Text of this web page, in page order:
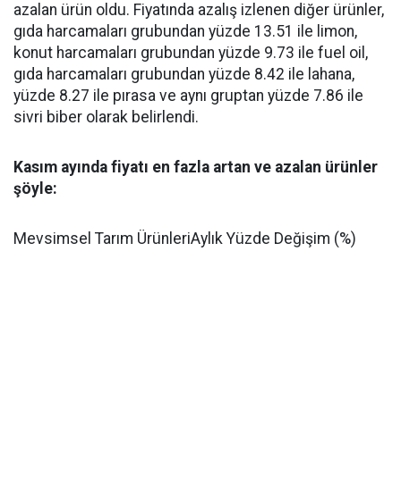
azalan ürün oldu. Fiyatında azalış izlenen diğer ürünler,
gıda harcamaları grubundan yüzde 13.51 ile limon,
konut harcamaları grubundan yüzde 9.73 ile fuel oil,
gıda harcamaları grubundan yüzde 8.42 ile lahana,
yüzde 8.27 ile pırasa ve aynı gruptan yüzde 7.86 ile
sivri biber olarak belirlendi.
Kasım ayında fiyatı en fazla artan ve azalan ürünler
şöyle:
Mevsimsel Tarım ÜrünleriAylık Yüzde Değişim (%)